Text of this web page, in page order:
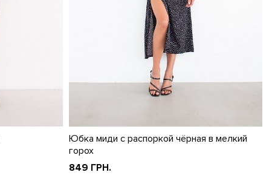
Юбка миди с распоркой чёрная в мелкий
горох
849 ГРН.